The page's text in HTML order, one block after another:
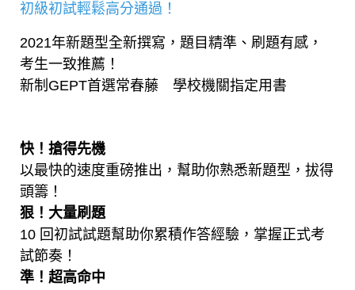
初級初試輕鬆高分通過！
2021年新題型全新撰寫，題目精準、刷題有感，
考生一致推薦！
新制GEPT首選常春藤 學校機關指定用書
快！搶得先機
以最快的速度重磅推出，幫助你熟悉新題型，拔得
頭籌！
狠！大量刷題
10 回初試試題幫助你累積作答經驗，掌握正式考
試節奏！
準！超高命中